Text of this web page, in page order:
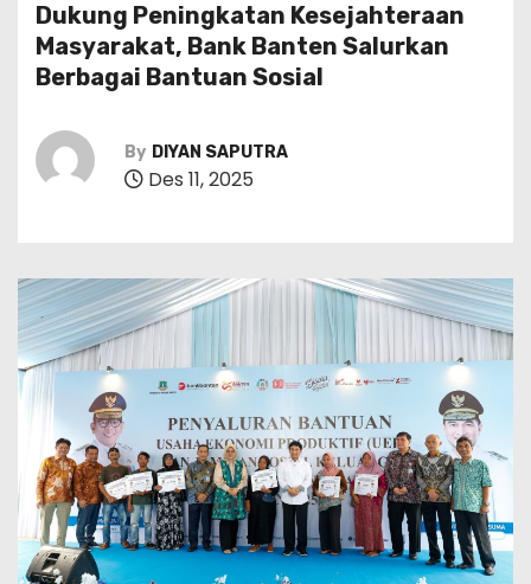
Dukung Peningkatan Kesejahteraan
Masyarakat, Bank Banten Salurkan
Berbagai Bantuan Sosial
By DIYAN SAPUTRA
Des 11, 2025